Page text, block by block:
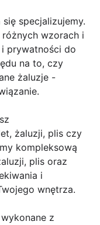
specjalizujemy.
wzorach i
prywatności do
na to, czy
żaluzje -
żaluzji, plis czy
kompleksową
plis oraz
i
wnętrza.
z